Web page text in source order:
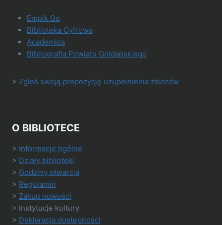
Empik Go
Biblioteka Cyfrowa
Academica
Bibliografia Powiatu Gołdapskiego
> Zgłoś swoją propozycję uzupełnienia zbiorów
O BIBLIOTECE
> Informacje ogólne
> Działy biblioteki
> Godziny otwarcia
> Regulamin
> Zakup nowości
> Instytucje kultury
> Deklaracja dostępności